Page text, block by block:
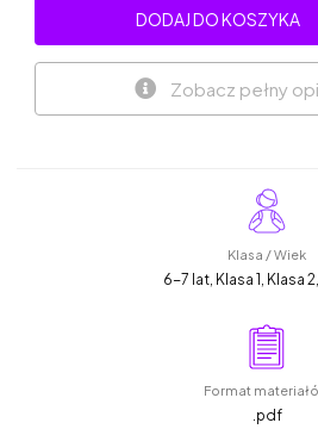
DODAJ DO KOSZYKA
Zobacz pełny
Klasa / Wiek
6-7 lat, Klasa 1, Klasa
Format
.pdf